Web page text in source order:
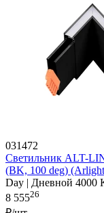
031472
Светильник ALT-
(BK, 100 deg)
Day | Дневной 4000
8 55526